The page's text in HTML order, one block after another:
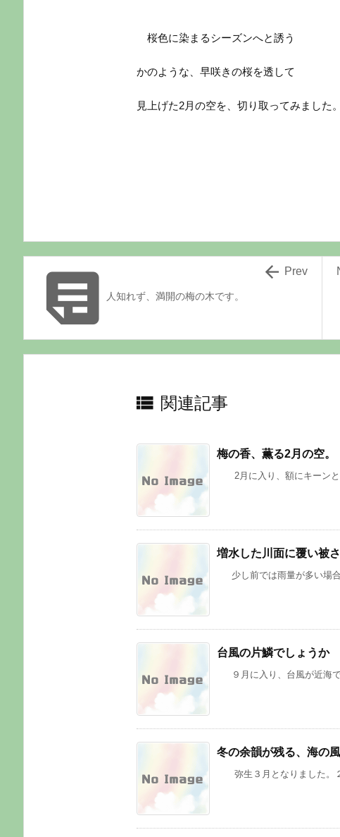
桜色に染まるシーズンへと誘う
かのような、早咲きの桜を透して
見上げた2月の空を、切り取ってみました。
人知れず、満開の梅の木です。
 Prev
 関連記事
梅の香、薫る2月の空。
2月に入り、額にキーンと
増水した川面に覆い被
少し前では雨量が多い場
台風の片鱗でしょうか
９月に入り、台風が近海
冬の余韻が残る、海の風
弥生３月となりました。